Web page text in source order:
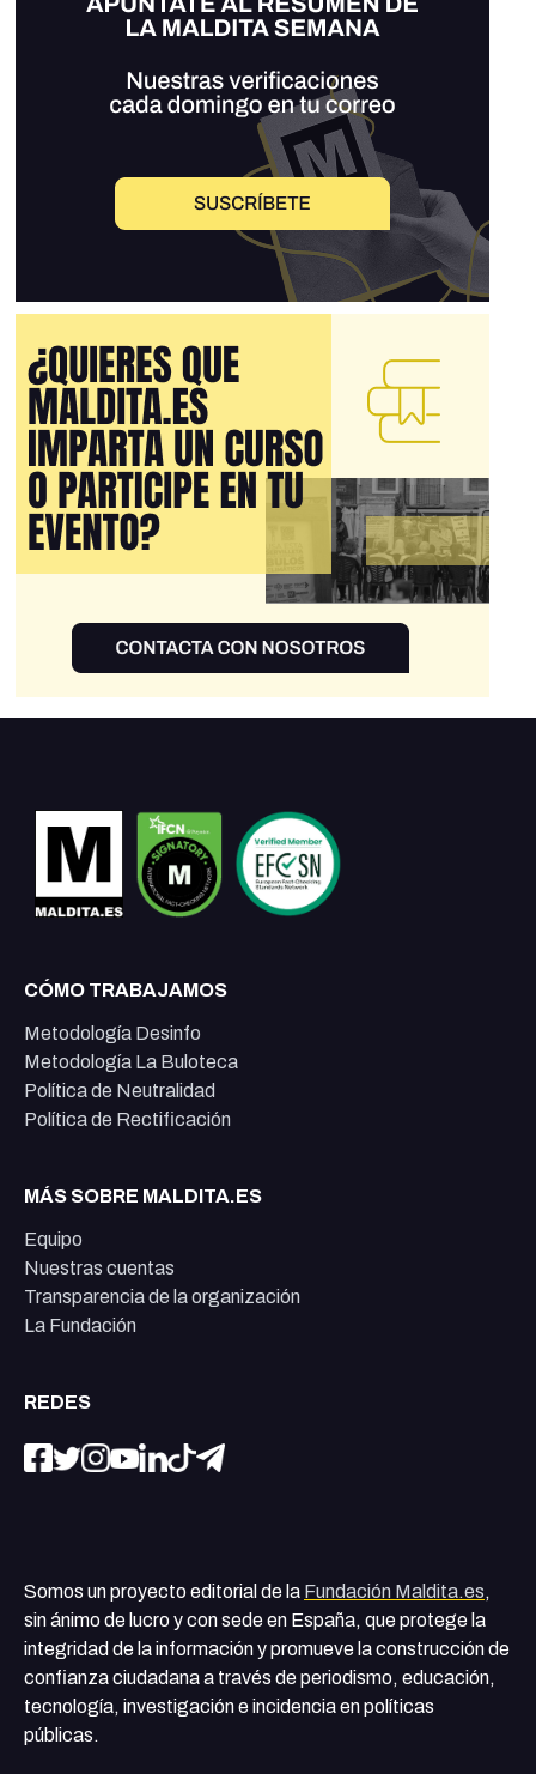
CÓMO TRABAJAMOS
Metodología Desinfo
Metodología La Buloteca
Política de Neutralidad
Política de Rectificación
MÁS SOBRE MALDITA.ES
Equipo
Nuestras cuentas
Transparencia de la organización
La Fundación
REDES
Somos un proyecto editorial de la Fundación Maldita.es,
sin ánimo de lucro y con sede en España, que protege la
integridad de la información y promueve la construcción de
confianza ciudadana a través de periodismo, educación,
tecnología, investigación e incidencia en políticas
públicas.